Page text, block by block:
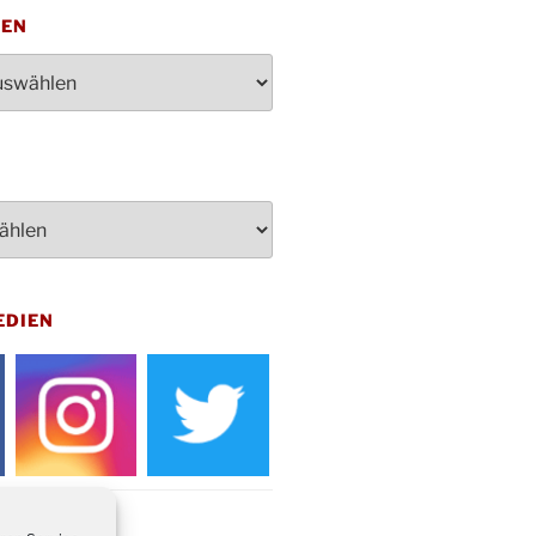
von 16-20 Uhr
18:30 Uhr
im Ev. Gemeindehaus von 14-
des Honterus Chors im
um 19:00 Uhr
im Ev. Gemeindehaus von